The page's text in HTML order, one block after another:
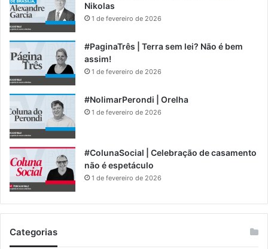
Nikolas
1 de fevereiro de 2026
#PaginaTrês | Terra sem lei? Não é bem
assim!
1 de fevereiro de 2026
#NolimarPerondi | Orelha
1 de fevereiro de 2026
#ColunaSocial | Celebração de casamento
não é espetáculo
1 de fevereiro de 2026
Categorias